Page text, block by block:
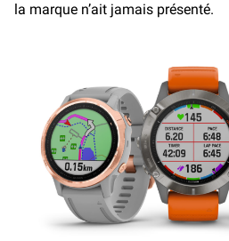
la marque n’ait jamais présenté.